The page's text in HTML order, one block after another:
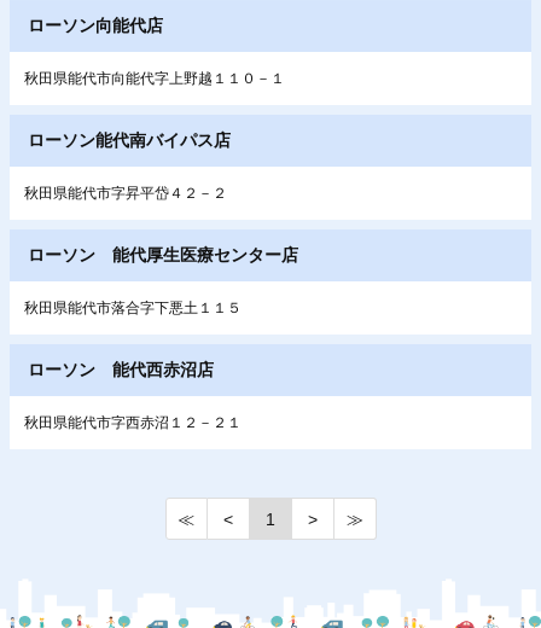
ローソン向能代店
秋田県能代市向能代字上野越１１０－１
ローソン能代南バイパス店
秋田県能代市字昇平岱４２－２
ローソン 能代厚生医療センター店
秋田県能代市落合字下悪土１１５
ローソン 能代西赤沼店
秋田県能代市字西赤沼１２－２１
≪ < 1 > ≫